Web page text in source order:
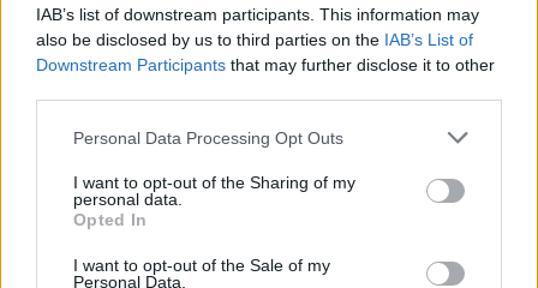
IAB’s list of downstream participants. This information may
also be disclosed by us to third parties on the IAB’s List of
Downstream Participants that may further disclose it to other
Please note that this website/app uses one or more Google
not limited to your visit or usage behaviour. You may click to
grant or deny consent to Google and its third-party tags to
use your data for below specified purposes in below Google
consent section.
Personal Data Processing Opt Outs
I want to opt-out of the Sharing of my
personal data.
Opted In
I want to opt-out of the Sale of my
Personal Data.
bitcoin - az új digitális fizetőeszköz Megéri-e bitcoint bányászni?
2011.06.18 02:47:00